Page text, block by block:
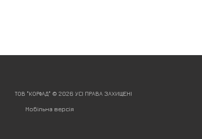
ТОВ "КОРФАД" © 2026 УСІ ПРАВА ЗАХИЩЕНІ
Мобільна версія